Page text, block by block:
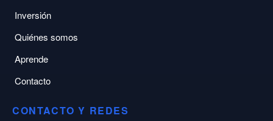
Inversión
Quiénes somos
Aprende
Contacto
CONTACTO Y REDES